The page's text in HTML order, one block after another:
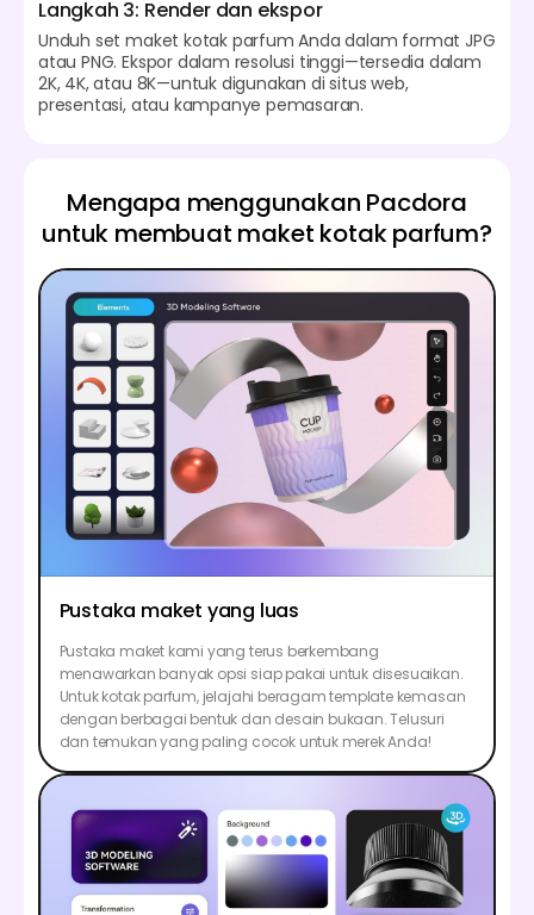
Langkah 3: Render dan ekspor
Unduh set maket kotak parfum Anda dalam format JPG
atau PNG. Ekspor dalam resolusi tinggi—tersedia dalam
2K, 4K, atau 8K—untuk digunakan di situs web,
presentasi, atau kampanye pemasaran.
Mengapa menggunakan Pacdora
untuk membuat maket kotak parfum?
Pustaka maket yang luas
Pustaka maket kami yang terus berkembang
menawarkan banyak opsi siap pakai untuk disesuaikan.
Untuk kotak parfum, jelajahi beragam template kemasan
dengan berbagai bentuk dan desain bukaan. Telusuri
dan temukan yang paling cocok untuk merek Anda!